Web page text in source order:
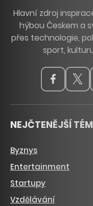
Hlavní zdroj
hýbou Českem a
přes technologie,
sport,
NEJČTENĚJŠÍ
Byznys
Entertainment
Startupy
Vzdělávání